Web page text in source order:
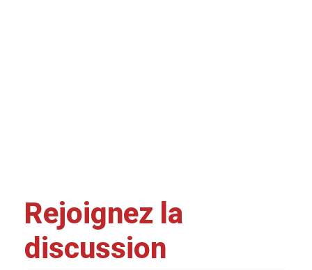
Rejoignez la
discussion